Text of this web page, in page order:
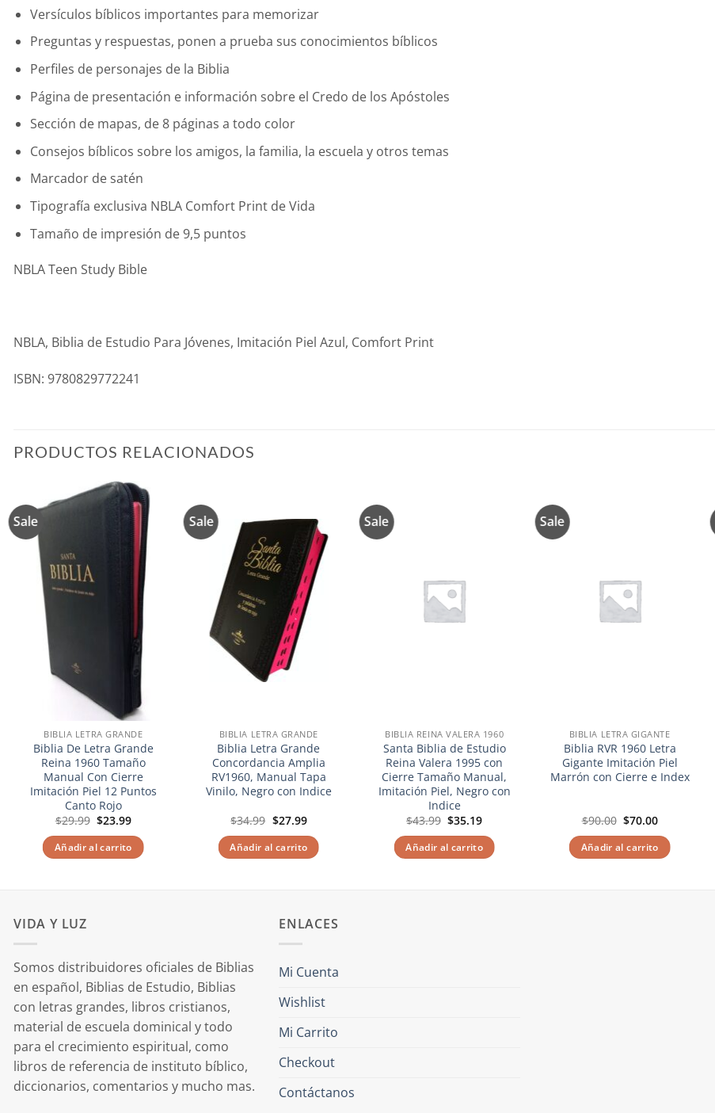
Versículos bíblicos importantes para memorizar
Preguntas y respuestas, ponen a prueba sus conocimientos bíblicos
Perfiles de personajes de la Biblia
Página de presentación e información sobre el Credo de los Apóstoles
Sección de mapas, de 8 páginas a todo color
Consejos bíblicos sobre los amigos, la familia, la escuela y otros temas
Marcador de satén
Tipografía exclusiva NBLA Comfort Print de Vida
Tamaño de impresión de 9,5 puntos
NBLA Teen Study Bible
NBLA, Biblia de Estudio Para Jóvenes, Imitación Piel Azul, Comfort Print
ISBN: 9780829772241
PRODUCTOS RELACIONADOS
Sale
Añadir
a la
lista de
deseos
BIBLIA LETRA GRANDE
Biblia De Letra Grande
Reina 1960 Tamaño
Manual Con Cierre
Imitación Piel 12 Puntos
Canto Rojo
$29.99 El
original
era:
$29.99.
$23.99El
actual
es:
$23.99.
Añadir al carrito
Sale
Añadir
a la
lista de
deseos
BIBLIA LETRA GRANDE
Biblia Letra Grande
Concordancia Amplia
RV1960, Manual Tapa
Vinilo, Negro con Indice
$34.99 El
original
era:
$34.99.
$27.99El
actual
es:
$27.99.
Añadir al carrito
Sale
BIBLIA REINA VALERA 1960
Santa Biblia de Estudio
Reina Valera 1995 con
Cierre Tamaño Manual,
Imitación Piel, Negro con
Indice
$43.99 El
original
era:
$43.99.
$35.19El
actual
es:
$35.19.
Añadir al carrito
Sale
BIBLIA LETRA GIGANTE
Biblia RVR 1960 Letra
Gigante Imitación Piel
Marrón con Cierre e Index
$90.00 El
original
era:
$90.00.
$70.00El
actual
es:
$70.00.
Añadir al carrito
VIDA Y LUZ
Somos distribuidores oficiales de Biblias
en español, Biblias de Estudio, Biblias
con letras grandes, libros cristianos,
material de escuela dominical y todo
para el crecimiento espiritual, como
libros de referencia de instituto bíblico,
diccionarios, comentarios y mucho mas.
ENLACES
Mi Cuenta
Wishlist
Mi Carrito
Checkout
Contáctanos